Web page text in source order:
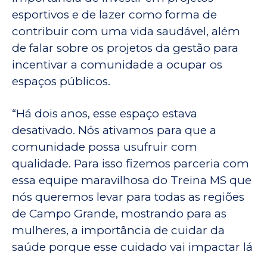
esportivos e de lazer como forma de
contribuir com uma vida saudável, além
de falar sobre os projetos da gestão para
incentivar a comunidade a ocupar os
espaços públicos.
“Há dois anos, esse espaço estava
desativado. Nós ativamos para que a
comunidade possa usufruir com
qualidade. Para isso fizemos parceria com
essa equipe maravilhosa do Treina MS que
nós queremos levar para todas as regiões
de Campo Grande, mostrando para as
mulheres, a importância de cuidar da
saúde porque esse cuidado vai impactar lá